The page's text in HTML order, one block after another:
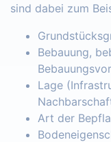
sind dabei zum
Bebauung,
Lage
Art der